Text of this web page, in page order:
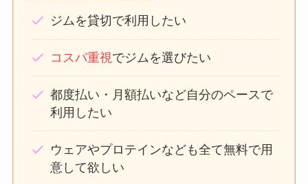
ジムを貸切で利用したい
コスパ重視でジムを選びたい
都度払い・月額払いなど自分のペースで
利用したい
ウェアやプロテインなども全て無料で用
意して欲しい